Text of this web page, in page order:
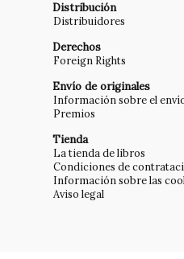
Distribución
Distribuidores
Derechos
Foreign Rights
Envío de originales
Información sobre el
Premios
Tienda
La tienda de libros
Condiciones de
Información sobre las
Aviso legal